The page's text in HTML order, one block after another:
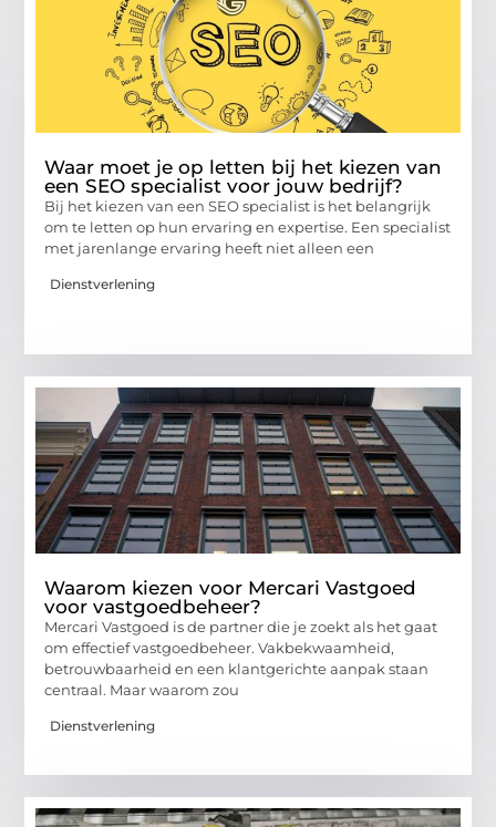
Waar moet je op letten bij het kiezen van
een SEO specialist voor jouw bedrijf?
Bij het kiezen van een SEO specialist is het belangrijk
om te letten op hun ervaring en expertise. Een specialist
met jarenlange ervaring heeft niet alleen een
Dienstverlening
Waarom kiezen voor Mercari Vastgoed
voor vastgoedbeheer?
Mercari Vastgoed is de partner die je zoekt als het gaat
om effectief vastgoedbeheer. Vakbekwaamheid,
betrouwbaarheid en een klantgerichte aanpak staan
centraal. Maar waarom zou
Dienstverlening